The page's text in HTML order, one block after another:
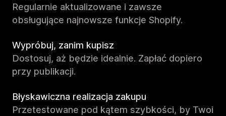
Regularnie aktualizowane i zawsze
obsługujące najnowsze funkcje Shopify.
Wypróbuj, zanim kupisz
Dostosuj, aż będzie idealnie. Zapłać dopiero
przy publikacji.
Błyskawiczna realizacja zakupu
Przetestowane pod kątem szybkości, by Twoi